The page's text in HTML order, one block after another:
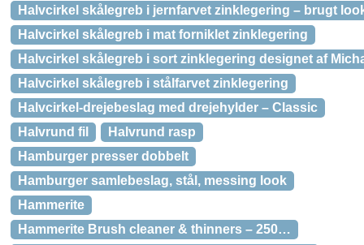
Halvcirkel skålegreb i jernfarvet zinklegering – brugt
Halvcirkel skålegreb i mat forniklet zinklegering
Halvcirkel skålegreb i sort zinklegering designet af
Halvcirkel skålegreb i stålfarvet zinklegering
Halvcirkel-drejebeslag med drejehylder – Classic
Halvrund fil
Halvrund rasp
Hamburger presser dobbelt
Hamburger samlebeslag, stål, messing look
Hammerite
Hammerite Brush cleaner & thinners – 250…